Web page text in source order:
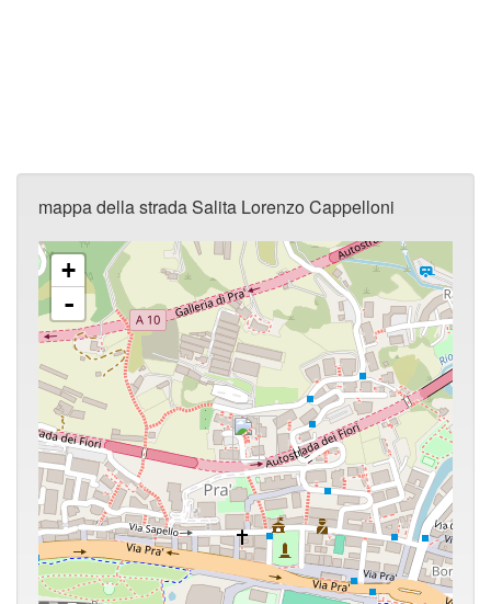
mappa della strada Salita Lorenzo Cappelloni
+
-